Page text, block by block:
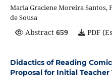
Maria Graciene Moreira Santos,
de Sousa
Abstract 659 PDF
Didactics of Reading
Proposal for Initial